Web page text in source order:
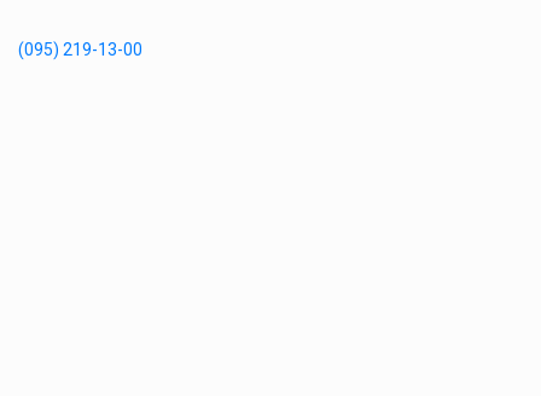
(095) 219-13-00